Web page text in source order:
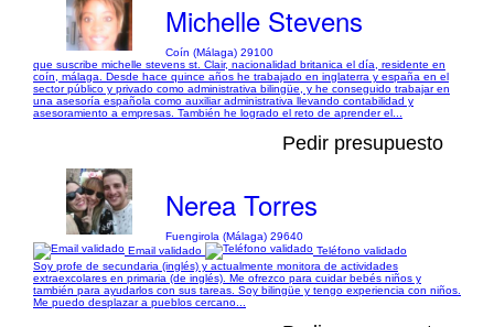
Michelle Stevens
Coín (Málaga) 29100
que suscribe michelle stevens st. Clair, nacionalidad britanica el día, residente en
coín, málaga. Desde hace quince años he trabajado en inglaterra y españa en el
sector público y privado como administrativa bilingüe, y he conseguido trabajar en
una asesoría española como auxiliar administrativa llevando contabilidad y
asesoramiento a empresas. También he logrado el reto de aprender el...
Pedir presupuesto
Nerea Torres
Fuengirola (Málaga) 29640
Email validado
Teléfono validado
Soy profe de secundaria (inglés) y actualmente monitora de actividades
extraexcolares en primaria (de inglés). Me ofrezco para cuidar bebés niños y
también para ayudarlos con sus tareas. Soy bilingüe y tengo experiencia con niños.
Me puedo desplazar a pueblos cercano...